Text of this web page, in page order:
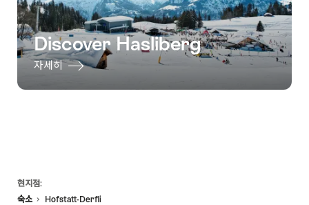
Discover Hasliberg
자세히
Footer
현지점:
숙소
Hofstatt-Derfli